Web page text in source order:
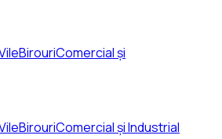
BirouriComercial și
BirouriComercial și Industrial